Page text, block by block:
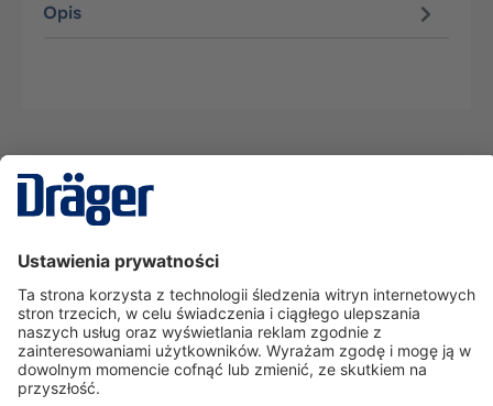
Opis
Serwisowa linia hotline
O nas
Korzystanie ze sklepu